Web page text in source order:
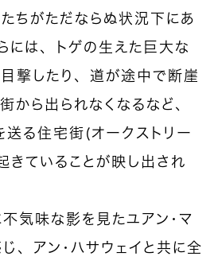
ちがただならぬ状況下にあ
には、トゲの生えた巨大な
撃したり、道が途中で断崖
から出られなくなるなど、
る住宅街（オークストリー
きていることが映し出され
気味な影を見たユアン・マ
、アン・ハサウェイと共に全